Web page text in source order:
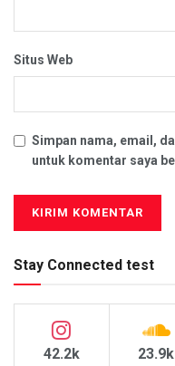
Situs Web
Simpan nama, email,
untuk komentar saya
Stay Connected test
42.2k 23.9k